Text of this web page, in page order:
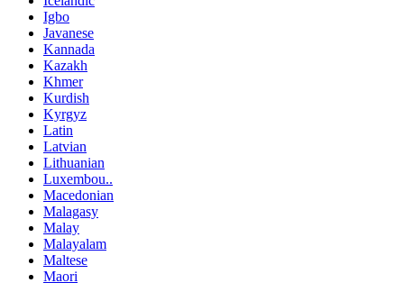
Igbo
Javanese
Kannada
Kazakh
Khmer
Kurdish
Kyrgyz
Latin
Latvian
Lithuanian
Luxembou..
Macedonian
Malagasy
Malay
Malayalam
Maltese
Maori